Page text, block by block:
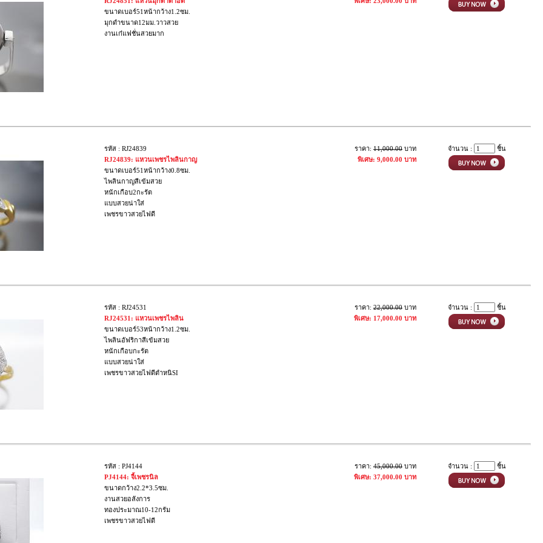
ขนาดเบอร์51หน้ากว้าง1.2ซม.
มุกดำขนาด12มม.วาวสวย
งานเก๋แฟชั่นสวยมาก
รหัส : RJ24839
RJ24839: แหวนเพชรไพลินกาญ
ขนาดเบอร์51หน้ากว้าง0.8ซม.
ไพลินกาญสีเข้มสวย
หนักเกือบ2กะรัต
แบบสวยน่าใส่
เพชรขาวสวยไฟดี
ราคา: 11,000.00 บาท
พิเศษ: 9,000.00 บาท
จำนวน : ชิ้น
รหัส : RJ24531
RJ24531: แหวนเพชรไพลิน
ขนาดเบอร์53หน้ากว้าง1.2ซม.
ไพลินอัฟริกาสีเข้มสวย
หนักเกือบกะรัต
แบบสวยน่าใส่
เพชรขาวสวยไฟดีตำหนิSI
ราคา: 22,000.00 บาท
พิเศษ: 17,000.00 บาท
จำนวน : ชิ้น
รหัส : PJ4144
PJ4144: จี้เพชรนิล
ขนาดกว้าง2.2*3.5ซม.
งานสวยอลังการ
ทองประมาณ10-12กรัม
เพชรขาวสวยไฟดี
ราคา: 45,000.00 บาท
พิเศษ: 37,000.00 บาท
จำนวน : ชิ้น